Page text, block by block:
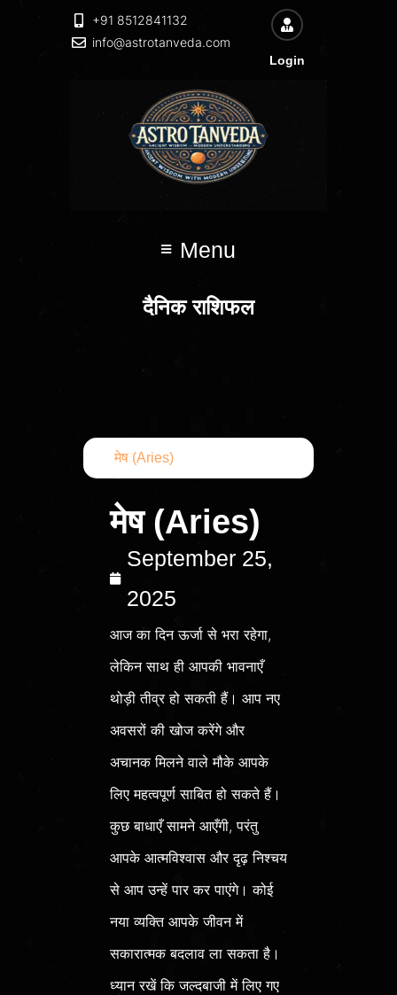
+91 8512841132
info@astrotanveda.com
Login
Menu
दैनिक राशिफल
मेष (Aries)
मेष (Aries)
September 25,
2025
आज का दिन ऊर्जा से भरा रहेगा,
लेकिन साथ ही आपकी भावनाएँ
थोड़ी तीव्र हो सकती हैं। आप नए
अवसरों की खोज करेंगे और
अचानक मिलने वाले मौके आपके
लिए महत्वपूर्ण साबित हो सकते हैं।
कुछ बाधाएँ सामने आएँगी, परंतु
आपके आत्मविश्वास और दृढ़ निश्चय
से आप उन्हें पार कर पाएंगे। कोई
नया व्यक्ति आपके जीवन में
सकारात्मक बदलाव ला सकता है।
ध्यान रखें कि जल्दबाजी में लिए गए